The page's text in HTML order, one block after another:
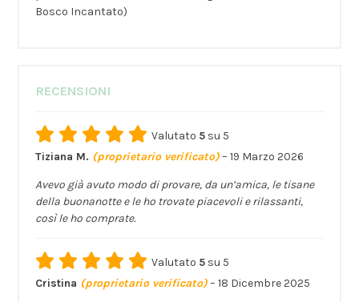
Bosco Incantato)
RECENSIONI
Valutato 5 su 5
Tiziana M. (proprietario verificato) – 19 Marzo 2026
Avevo già avuto modo di provare, da un’amica, le tisane
della buonanotte e le ho trovate piacevoli e rilassanti,
così le ho comprate.
Valutato 5 su 5
Cristina (proprietario verificato) – 18 Dicembre 2025